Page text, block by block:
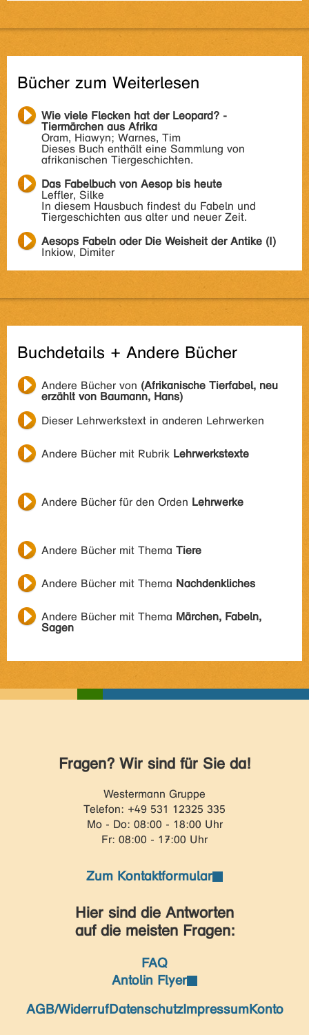
Bücher zum Weiterlesen
Wie viele Flecken hat der Leopard? -
Tiermärchen aus Afrika
Oram, Hiawyn; Warnes, Tim
Dieses Buch enthält eine Sammlung von
afrikanischen Tiergeschichten.
Das Fabelbuch von Aesop bis heute
Leffler, Silke
In diesem Hausbuch findest du Fabeln und
Tiergeschichten aus alter und neuer Zeit.
Aesops Fabeln oder Die Weisheit der Antike (I)
Inkiow, Dimiter
Buchdetails + Andere Bücher
Andere Bücher von (Afrikanische Tierfabel, neu
erzählt von Baumann, Hans)
Dieser Lehrwerkstext in anderen Lehrwerken
Andere Bücher mit Rubrik Lehrwerkstexte
Andere Bücher für den Orden Lehrwerke
Andere Bücher mit Thema Tiere
Andere Bücher mit Thema Nachdenkliches
Andere Bücher mit Thema Märchen, Fabeln,
Sagen